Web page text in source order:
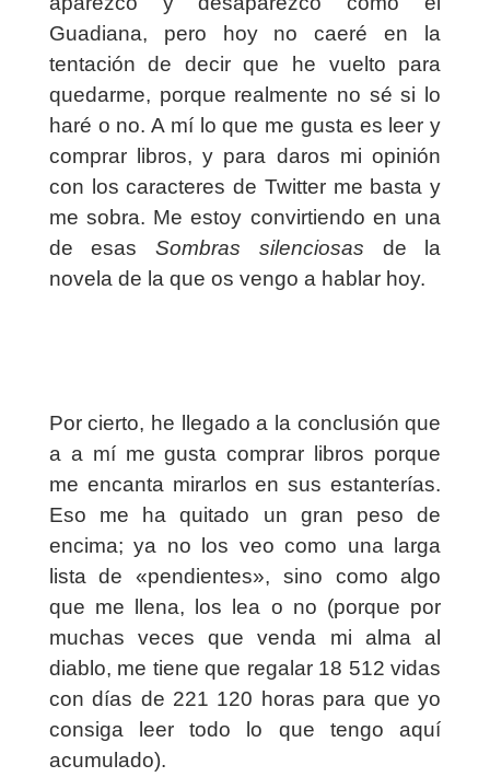
Guadiana, pero hoy no caeré en la
tentación de decir que he vuelto para
quedarme, porque realmente no sé si lo
haré o no. A mí lo que me gusta es leer y
comprar libros, y para daros mi opinión
con los caracteres de Twitter me basta y
me sobra. Me estoy convirtiendo en una
de esasSombras silenciosas de la
novela de la que os vengo a hablar hoy.
Por cierto, he llegado a la conclusión que
a a mí me gusta comprar libros porque
me encanta mirarlos en sus estanterías.
Eso me ha quitado un gran peso de
encima; ya no los veo como una larga
lista de «pendientes», sino como algo
que me llena, los lea o no (porque por
muchas veces que venda mi alma al
diablo, me tiene que regalar 18 512 vidas
con días de 221 120 horas para que yo
consiga leer todo lo que tengo aquí
acumulado).